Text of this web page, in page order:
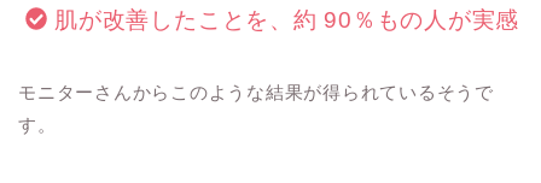
肌が改善したことを、約 90％もの人が実感
モニターさんからこのような結果が得られているそうで
す。